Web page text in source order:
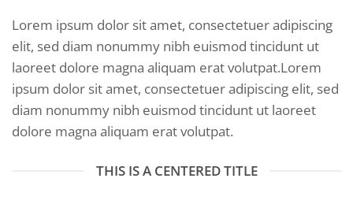
Lorem ipsum dolor sit amet, consectetuer adipiscing
elit, sed diam nonummy nibh euismod tincidunt ut
laoreet dolore magna aliquam erat volutpat.Lorem
ipsum dolor sit amet, consectetuer adipiscing elit, sed
diam nonummy nibh euismod tincidunt ut laoreet
dolore magna aliquam erat volutpat.
THIS IS A CENTERED TITLE